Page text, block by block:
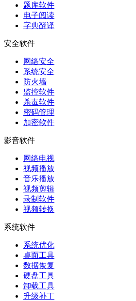
题库软件
电子阅读
字典翻译
安全软件
网络安全
系统安全
防火墙
监控软件
杀毒软件
密码管理
加密软件
影音软件
网络电视
视频播放
音乐播放
视频剪辑
录制软件
视频转换
系统软件
系统优化
桌面工具
数据恢复
硬盘工具
卸载工具
升级补丁